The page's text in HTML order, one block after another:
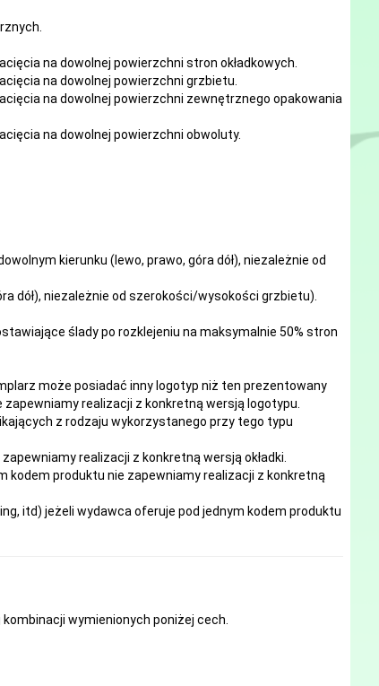
na dowolnej powierzchni stron okładkowych.
na dowolnej powierzchni grzbietu.
na dowolnej powierzchni zewnętrznego opakowania
na dowolnej powierzchni obwoluty.
kierunku (lewo, prawo, góra dół), niezależnie od
dół), niezależnie od szerokości/wysokości grzbietu).
ślady po rozklejeniu na maksymalnie 50% stron
może posiadać inny logotyp niż ten prezentowany
realizacji z konkretną wersją logotypu.
z rodzaju wykorzystanego przy tego typu
realizacji z konkretną wersją okładki.
kodem produktu nie zapewniamy realizacji z konkretną
itd) jeżeli wydawca oferuje pod jednym kodem produktu
wymienionych poniżej cech.